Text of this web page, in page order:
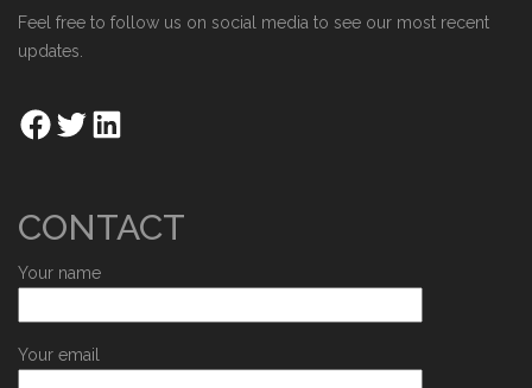
Feel free to follow us on social media to see our most recent
updates.
CONTACT
Your name
Your email